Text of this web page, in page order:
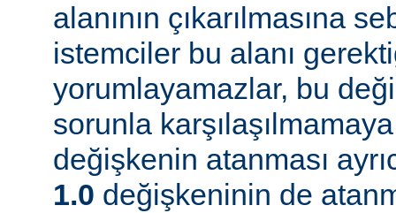
alanının çıkarılmasına
istemciler bu alanı
yorumlayamazlar, bu
sorunla karşılaşılmamaya
değişkenin atanması
1.0 değişkeninin de